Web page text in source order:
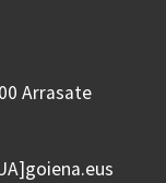
Arrasate